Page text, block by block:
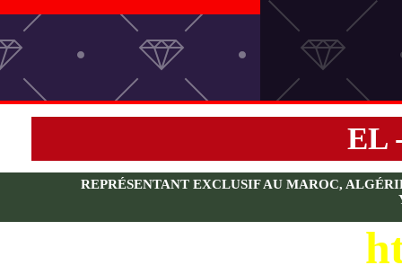
EL
REPRÉSENTANT EXCLUSIF AU MAROC,